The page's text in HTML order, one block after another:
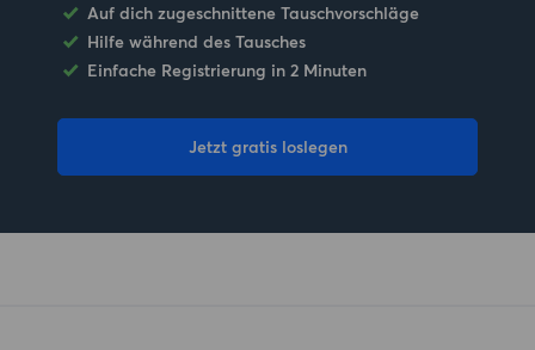
Auf dich zugeschnittene Tauschvorschläge
Hilfe während des Tausches
Einfache Registrierung in 2 Minuten
Jetzt gratis loslegen